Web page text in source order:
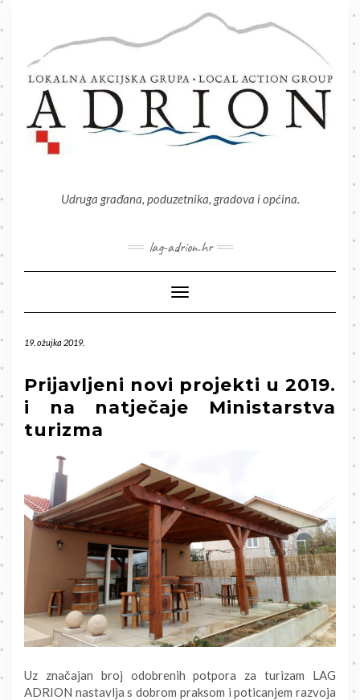
Skip
Udruga građana, poduzetnika, gradova i općina.
lag-adrion.hr
Toggle Navigation
19. ožujka 2019.
Prijavljeni novi projekti u 2019.
i na natječaje Ministarstva
turizma
Uz značajan broj odobrenih potpora za turizam LAG
ADRION nastavlja s dobrom praksom i poticanjem razvoja